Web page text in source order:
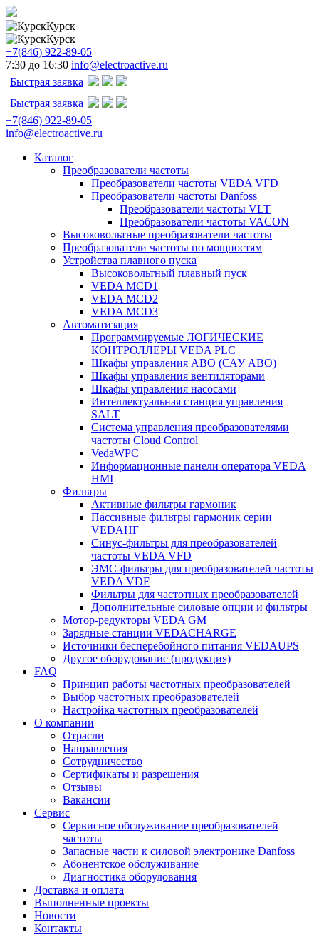
Курск
Курск
+7(846) 922-89-05
7:30 до 16:30 info@electroactive.ru
Быстрая заявка
Быстрая заявка
+7(846) 922-89-05
info@electroactive.ru
Каталог
Преобразователи частоты
Преобразователи частоты VEDA VFD
Преобразователи частоты Danfoss
Преобразователи частоты VLT
Преобразователи частоты VACON
Высоковольтные преобразователи частоты
Преобразователи частоты по мощностям
Устройства плавного пуска
Высоковольтный плавный пуск
VEDA MCD1
VEDA MCD2
VEDA MCD3
Автоматизация
Программируемые ЛОГИЧЕСКИЕ
КОНТРОЛЛЕРЫ VEDA PLC
Шкафы управления АВО (САУ АВО)
Шкафы управления вентиляторами
Шкафы управления насосами
Интеллектуальная станция управления
SALT
Система управления преобразователями
частоты Cloud Control
VedaWPC
Информационные панели оператора VEDA
HMI
Фильтры
Активные фильтры гармоник
Пассивные фильтры гармоник серии
VEDAHF
Синус-фильтры для преобразователей
частоты VEDA VFD
ЭМС-фильтры для преобразователей частоты
VEDA VDF
Фильтры для частотных преобразователей
Дополнительные силовые опции и фильтры
Мотор-редукторы VEDA GM
Зарядные станции VEDACHARGE
Источники бесперебойного питания VEDAUPS
Другое оборудование (продукция)
FAQ
Принцип работы частотных преобразователей
Выбор частотных преобразователей
Настройка частотных преобразователей
О компании
Отрасли
Направления
Сотрудничество
Сертификаты и разрешения
Отзывы
Вакансии
Сервис
Сервисное обслуживание преобразователей
частоты
Запасные части к силовой электронике Danfoss
Абонентское обслуживание
Диагностика оборудования
Доставка и оплата
Выполненные проекты
Новости
Контакты